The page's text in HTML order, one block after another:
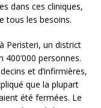
dans ces cliniques,
tous les besoins.
Peristeri, un district
400’000 personnes.
et d’infirmières,
que la plupart
été fermées. Le